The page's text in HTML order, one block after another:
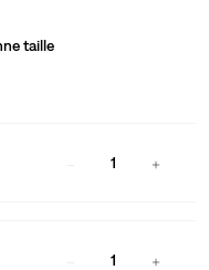
taille
1
1